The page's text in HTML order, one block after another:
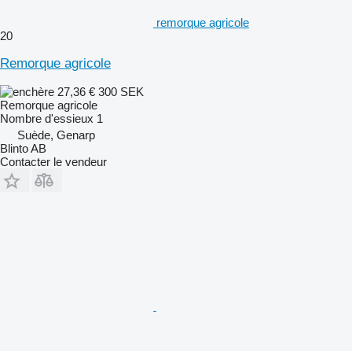
remorque agricole
20
Remorque agricole
27,36 € 300 SEK
Remorque agricole
Nombre d'essieux 1
Suède, Genarp
Blinto AB
Contacter le vendeur